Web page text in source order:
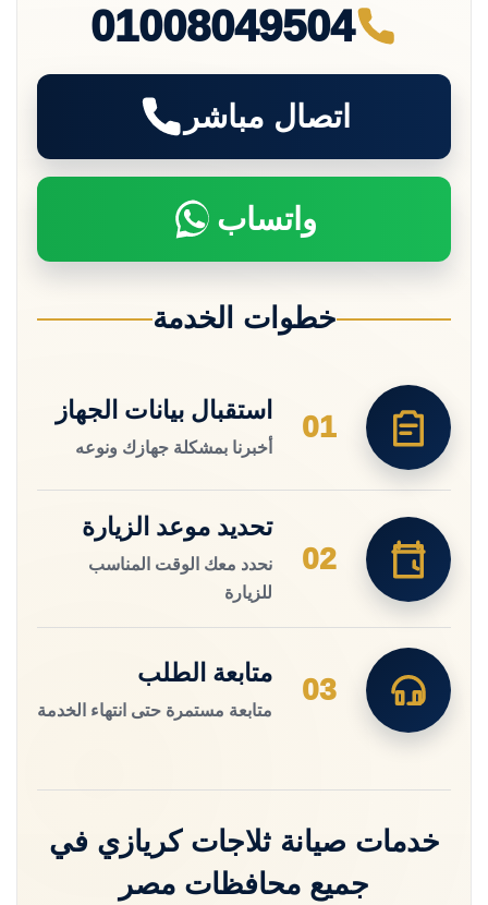
01008049504
اتصال مباشر
واتساب
خطوات الخدمة
01
استقبال بيانات الجهاز
أخبرنا بمشكلة جهازك ونوعه
02
تحديد موعد الزيارة
نحدد معك الوقت المناسب
للزيارة
03
متابعة الطلب
متابعة مستمرة حتى انتهاء الخدمة
خدمات صيانة ثلاجات كريازي في
جميع محافظات مصر